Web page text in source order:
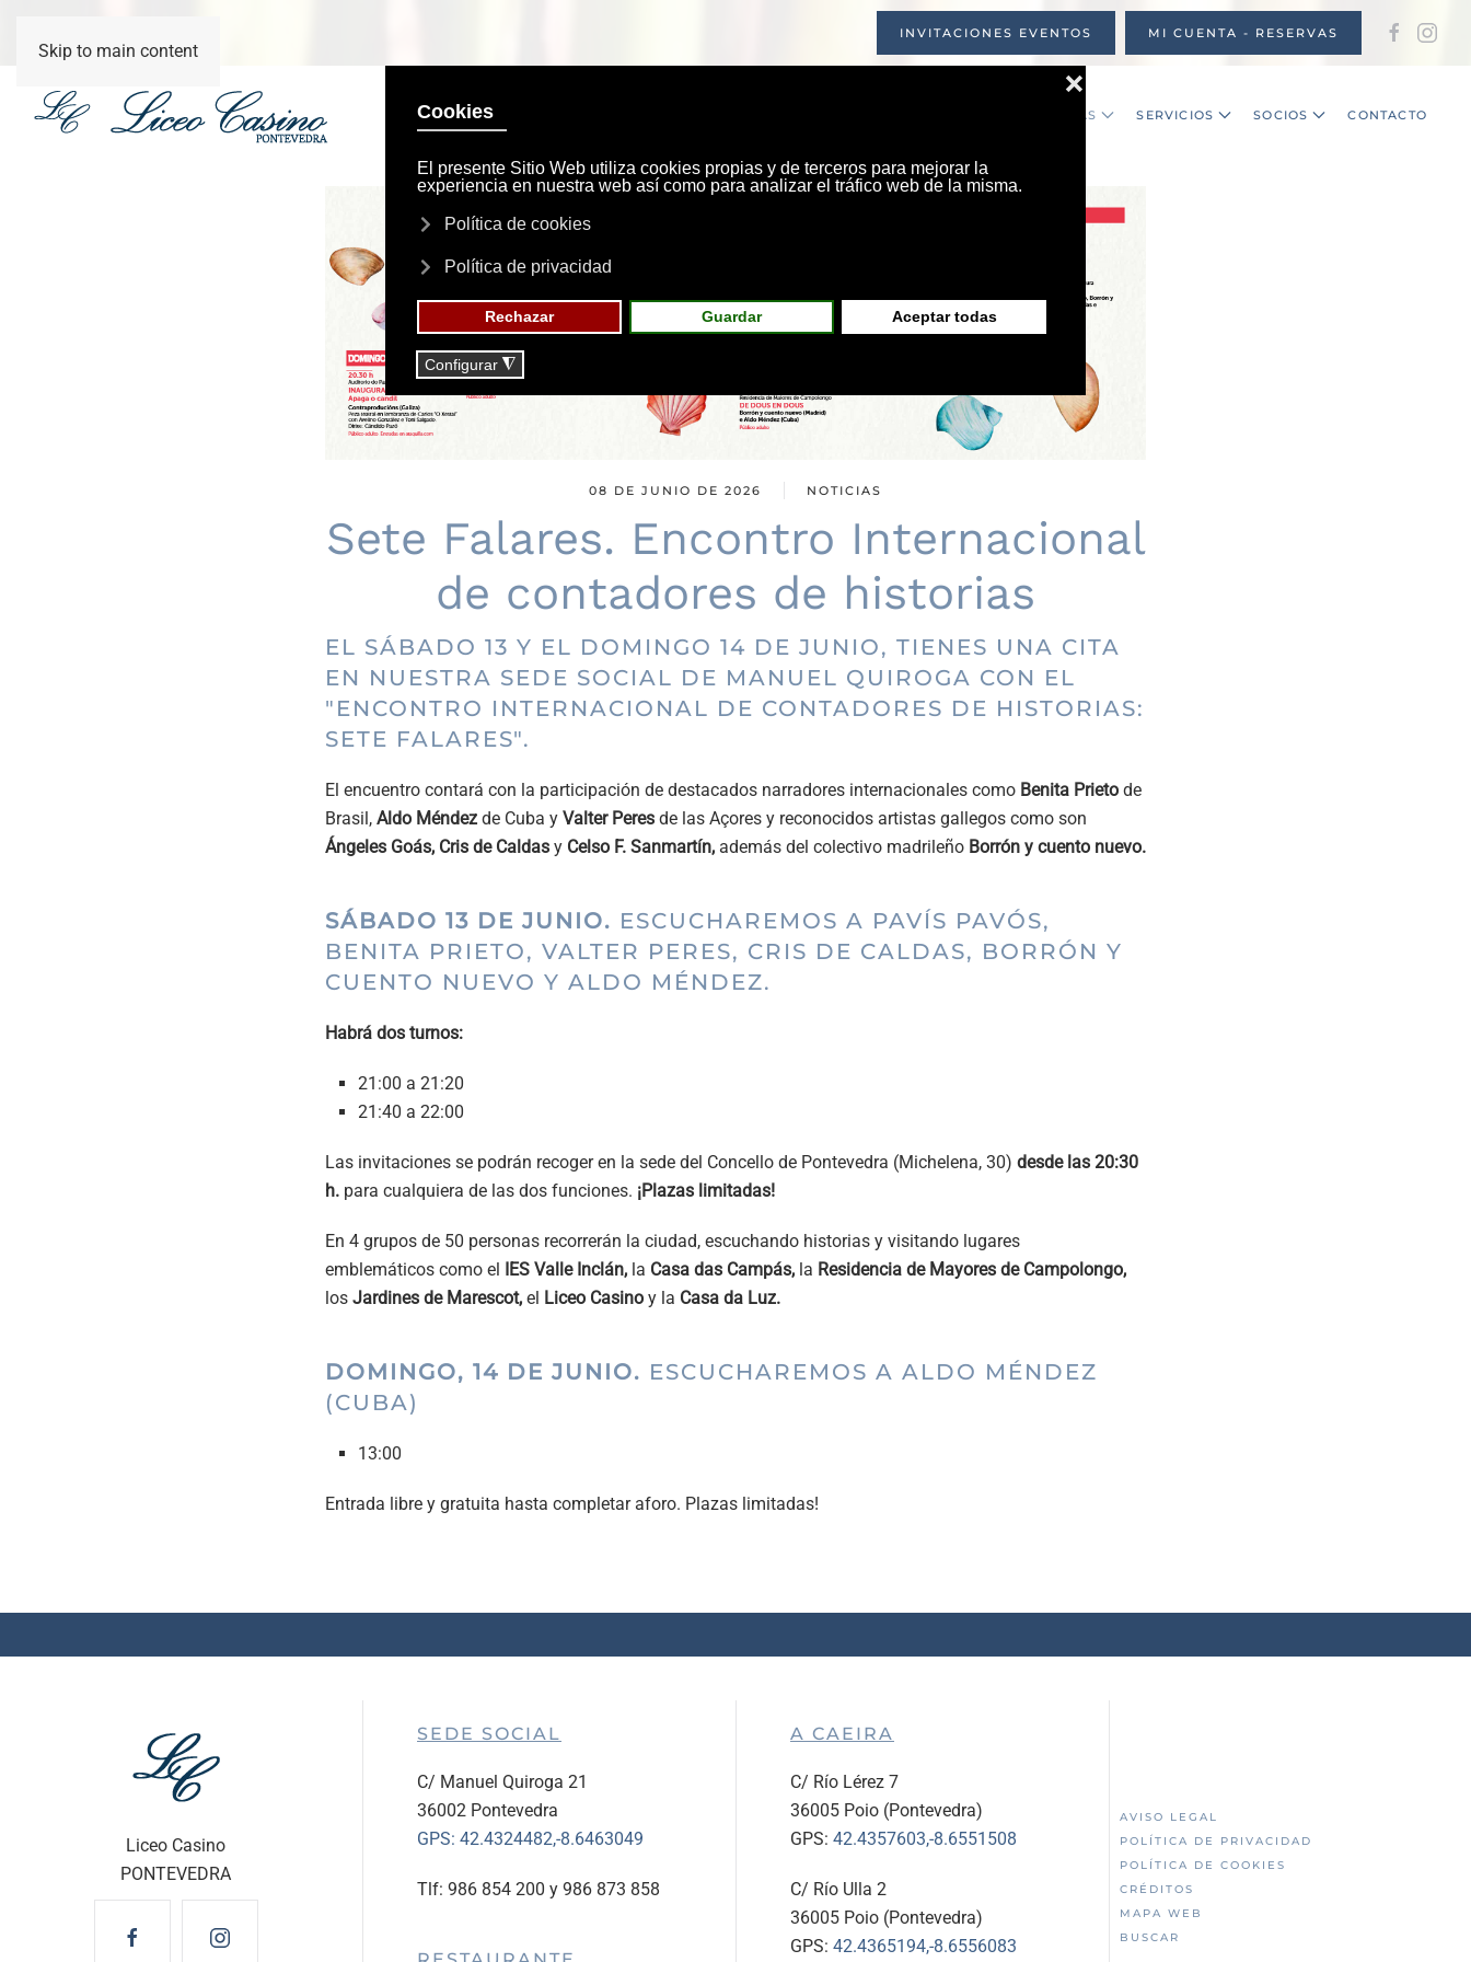
Skip to main content
INVITACIONES EVENTOS MI CUENTA - RESERVAS
NOTICIAS SERVICIOS SOCIOS CONTACTO
08 DE JUNIO DE 2026 NOTICIAS
Sete Falares. Encontro Internacional
de contadores de historias
EL SÁBADO 13 Y EL DOMINGO 14 DE JUNIO, TIENES UNA CITA
EN NUESTRA SEDE SOCIAL DE MANUEL QUIROGA CON EL
"ENCONTRO INTERNACIONAL DE CONTADORES DE HISTORIAS:
SETE FALARES".
El encuentro contará con la participación de destacados narradores internacionales como Benita Prieto de
Brasil, Aldo Méndez de Cuba y Valter Peres de las Açores y reconocidos artistas gallegos como son
Ángeles Goás, Cris de Caldas y Celso F. Sanmartín, además del colectivo madrileño Borrón y cuento nuevo.
SÁBADO 13 DE JUNIO. ESCUCHAREMOS A PAVÍS PAVÓS,
BENITA PRIETO, VALTER PERES, CRIS DE CALDAS, BORRÓN Y
CUENTO NUEVO Y ALDO MÉNDEZ.
Habrá dos turnos:
21:00 a 21:20
21:40 a 22:00
Las invitaciones se podrán recoger en la sede del Concello de Pontevedra (Michelena, 30) desde las 20:30
h. para cualquiera de las dos funciones. ¡Plazas limitadas!
En 4 grupos de 50 personas recorrerán la ciudad, escuchando historias y visitando lugares
emblemáticos como el IES Valle Inclán, la Casa das Campás, la Residencia de Mayores de Campolongo,
los Jardines de Marescot, el Liceo Casino y la Casa da Luz.
DOMINGO, 14 DE JUNIO. ESCUCHAREMOS A ALDO MÉNDEZ
(CUBA)
13:00
Entrada libre y gratuita hasta completar aforo. Plazas limitadas!
Liceo Casino
PONTEVEDRA
SEDE SOCIAL
C/ Manuel Quiroga 21
36002 Pontevedra
GPS: 42.4324482,-8.6463049
Tlf: 986 854 200 y 986 873 858
A CAEIRA
C/ Río Lérez 7
36005 Poio (Pontevedra)
GPS: 42.4357603,-8.6551508
C/ Río Ulla 2
36005 Poio (Pontevedra)
GPS: 42.4365194,-8.6556083
AVISO LEGAL
POLÍTICA DE PRIVACIDAD
POLÍTICA DE COOKIES
CRÉDITOS
MAPA WEB
BUSCAR